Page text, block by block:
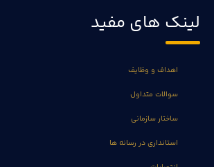
لینک های مفید
اهداف و وظایف
سوالات متداول
ساختار سازمانی
استانداری در رسانه ها